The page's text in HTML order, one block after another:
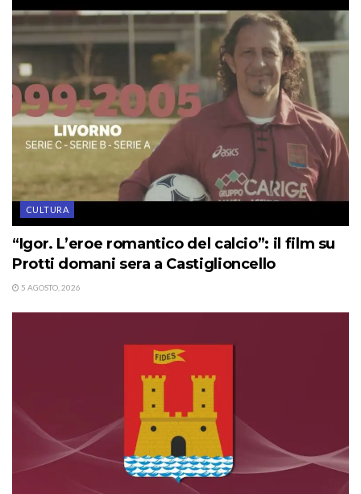
CULTURA
“Igor. L’eroe romantico del calcio”: il film su
Protti domani sera a Castiglioncello
5 AGOSTO, 2026